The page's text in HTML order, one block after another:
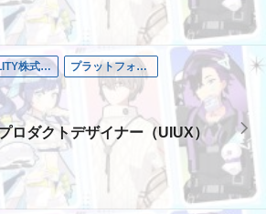
REALITY株式会社 プラットフォーム事業
ロダクトデザイナー（UIUX）